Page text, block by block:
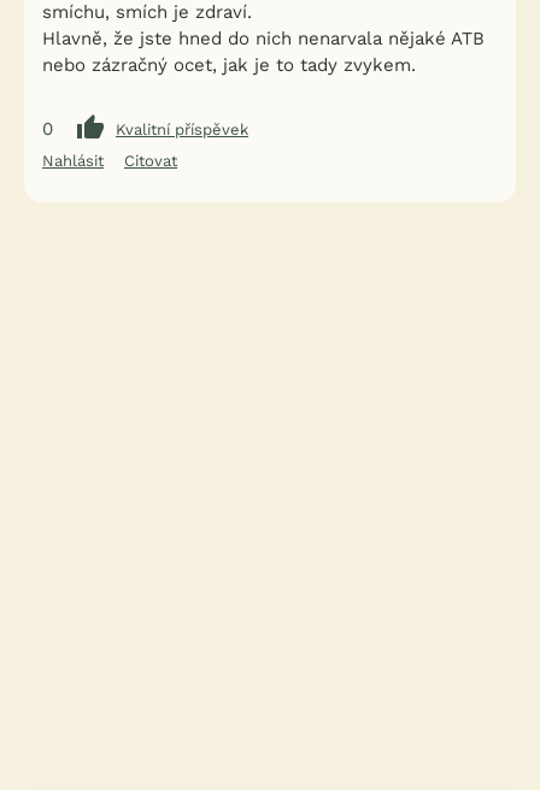
smíchu, smích je zdraví.
Hlavně, že jste hned do nich nenarvala nějaké ATB
nebo zázračný ocet, jak je to tady zvykem.
0
Kvalitní příspěvek
Nahlásit
Citovat